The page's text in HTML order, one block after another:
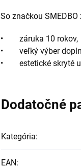
So značkou
• záruka 10 rokov,
• veľký výber
• estetické skryté
Dodatočné
Kategória:
EAN: